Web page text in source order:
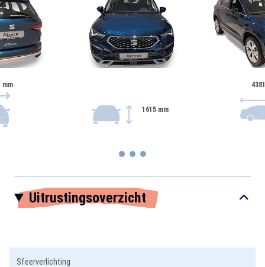
mm
1615 mm
Uitrustingsoverzicht
Sfeerverlichting